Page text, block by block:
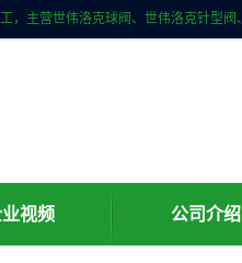
视频 公司介绍